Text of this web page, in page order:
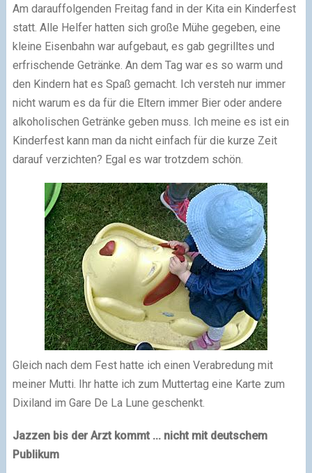
Am darauffolgenden Freitag fand in der Kita ein Kinderfest
statt. Alle Helfer hatten sich große Mühe gegeben, eine
kleine Eisenbahn war aufgebaut, es gab gegrilltes und
erfrischende Getränke. An dem Tag war es so warm und
den Kindern hat es Spaß gemacht. Ich versteh nur immer
nicht warum es da für die Eltern immer Bier oder andere
alkoholischen Getränke geben muss. Ich meine es ist ein
Kinderfest kann man da nicht einfach für die kurze Zeit
darauf verzichten? Egal es war trotzdem schön.
Gleich nach dem Fest hatte ich einen Verabredung mit
meiner Mutti. Ihr hatte ich zum Muttertag eine Karte zum
Dixiland im Gare De La Lune geschenkt.
Jazzen bis der Arzt kommt ... nicht mit deutschem
Publikum